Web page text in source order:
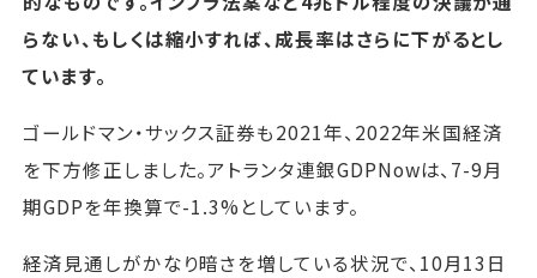
らない、もしくは縮小すれば、成長率はさらに下がるとし
ています。
ゴールドマン・サックス証券も2021年、2022年米国経済
を下方修正しました。アトランタ連銀GDPNowは、7-9月
期GDPを年換算で-1.3%としています。
経済見通しがかなり暗さを増している状況で、10月13日